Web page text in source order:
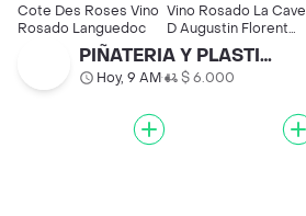
Cote Des Roses Vino
Rosado Languedoc
Vino Rosado La Cave
D Augustin Florent
Lang
PIÑATERIA Y PLASTICOS LA 52
Hoy, 9 AM• $ 6.000